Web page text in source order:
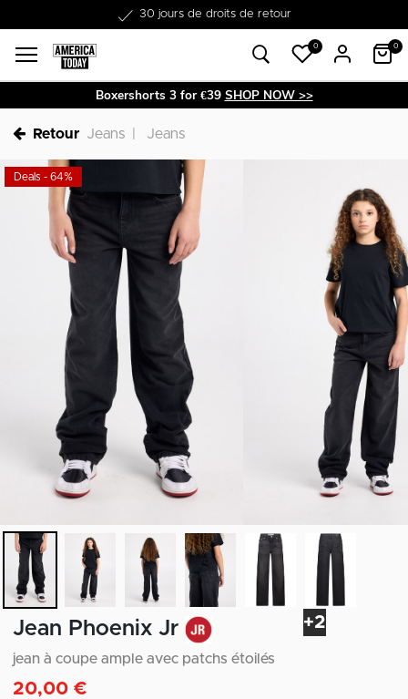
30 jours de droits de retour
0 0
Boxershorts 3 for €39 SHOP NOW >>
Retour Jeans Jeans
+2
Deals - 64%
Jean Phoenix Jr
jean à coupe ample avec patchs étoilés
20,00 €